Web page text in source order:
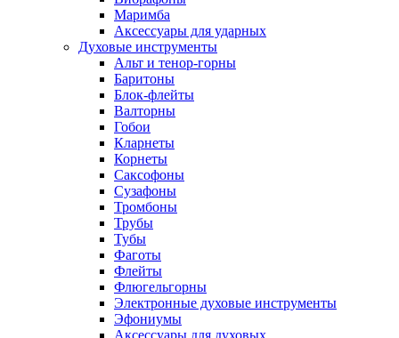
Маримба
Аксессуары для ударных
Духовые инструменты
Альт и тенор-горны
Баритоны
Блок-флейты
Валторны
Гобои
Кларнеты
Корнеты
Саксофоны
Сузафоны
Тромбоны
Трубы
Тубы
Фаготы
Флейты
Флюгельгорны
Электронные духовые инструменты
Эфониумы
Аксессуары для духовых